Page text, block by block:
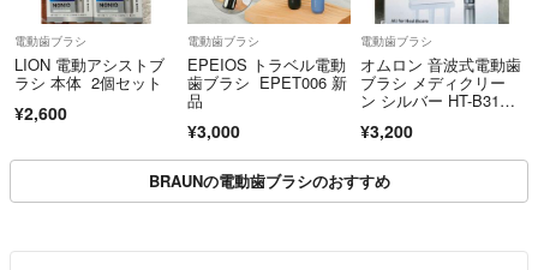
電動歯ブラシ
LION 電動アシストブ
ラシ 本体 2個セット
¥2,600
電動歯ブラシ
EPEIOS トラベル電動
歯ブラシ EPET006 新
品
¥3,000
電動歯ブラシ
オムロン 音波式電動歯
ブラシ メディクリー
ン シルバー HT-B312-
¥3,200
BRAUNの電動歯ブラシのおすすめ